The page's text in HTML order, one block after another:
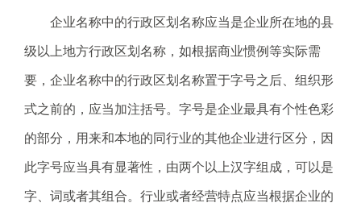
企业名称中的行政区划名称应当是企业所在地的县
级以上地方行政区划名称，如根据商业惯例等实际需
要，企业名称中的行政区划名称置于字号之后、组织形
式之前的，应当加注括号。字号是企业最具有个性色彩
的部分，用来和本地的同行业的其他企业进行区分，因
此字号应当具有显著性，由两个以上汉字组成，可以是
字、词或者其组合。行业或者经营特点应当根据企业的